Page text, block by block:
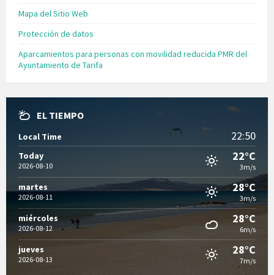
Mapa del Sitio Web
Protección de datos
Aparcamientos para personas con movilidad reducida PMR del
Ayuntamiento de Tarifa
EL TIEMPO
Local Time 22:50
Today
2026-08-10
22°C
3m/s
martes
2026-08-11
28°C
3m/s
miércoles
2026-08-12
28°C
6m/s
jueves
2026-08-13
28°C
7m/s